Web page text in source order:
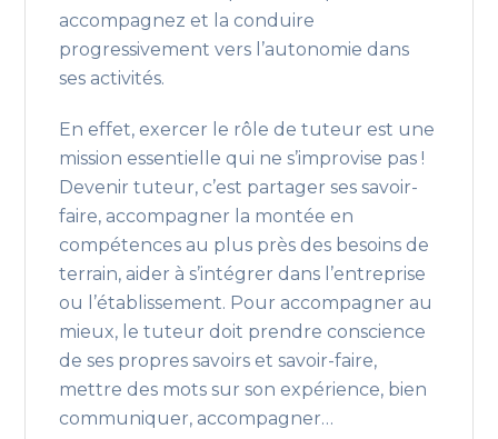
accompagnez et la conduire
progressivement vers l’autonomie dans
ses activités.
En effet, exercer le rôle de tuteur est une
mission essentielle qui ne s’improvise pas !
Devenir tuteur, c’est partager ses savoir-
faire, accompagner la montée en
compétences au plus près des besoins de
terrain, aider à s’intégrer dans l’entreprise
ou l’établissement. Pour accompagner au
mieux, le tuteur doit prendre conscience
de ses propres savoirs et savoir-faire,
mettre des mots sur son expérience, bien
communiquer, accompagner…